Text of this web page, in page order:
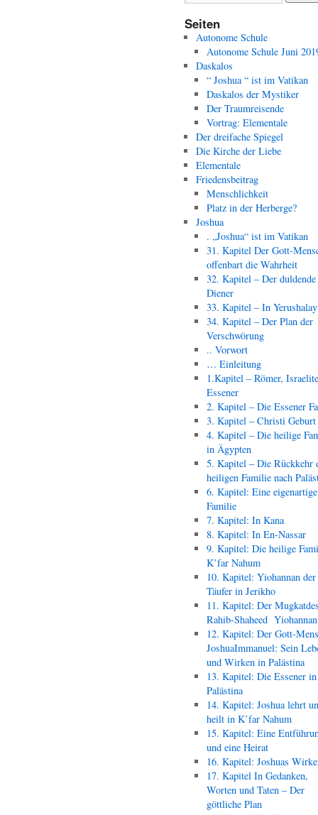
Seiten
Autonome Schule
Autonome Schule Juni
Daskalos
“ Joshua “ ist im Vatikan
Daskalos der Mystiker
Der Traumreisende
Vortrag: Elementale
Der dreifache Spiegel
Die Kirche der Liebe
Elementale
Friedensbeitrag
Menschlichkeit
Platz in der Herberge?
Joshua
. „Joshua“ ist im Vatikan
31. Kapitel Der Gott-
offenbart die Wahrheit
32. Kapitel – Der duldende
Diener
33. Kapitel – In
34. Kapitel – Der Plan der
Verschwörung
.. Vorwort
… Einleitung
1.Kapitel – Römer,
Essener
2. Kapitel – Die Essener
3. Kapitel – Christi Geburt
4. Kapitel – Die heilige
in Ägypten
5. Kapitel – Die Rückkehr
heiligen Familie nach
6. Kapitel: Eine eigenartige
Familie
7. Kapitel: In Kana
8. Kapitel: In En-Nassar
9. Kapitel: Die heilige
K’far Nahum
10. Kapitel: Yiohannan der
Täufer in Jerikho
11. Kapitel: Der
Rahib-Shaheed
12. Kapitel: Der Gott-
JoshuaImmanuel: Sein
und Wirken in Palästina
13. Kapitel: Die Essener in
Palästina
14. Kapitel: Joshua lehrt
heilt in K’far Nahum
15. Kapitel: Eine
und eine Heirat
16. Kapitel: Joshuas
17. Kapitel In Gedanken,
Worten und Taten – Der
göttliche Plan